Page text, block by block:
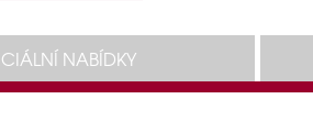
NABÍDKY